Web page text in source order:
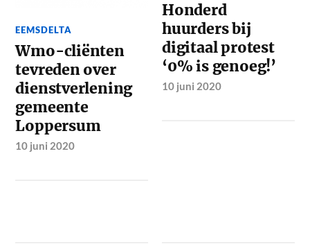
EEMSDELTA
Wmo-cliënten
tevreden over
dienstverlening
gemeente
Loppersum
10 juni 2020
Honderd
huurders bij
digitaal protest
‘0% is genoeg!’
10 juni 2020